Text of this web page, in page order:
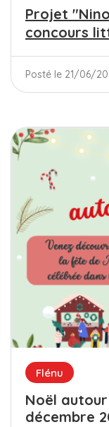
Projet
concours
Posté le 21/06/
Flénu
Noël
décembre